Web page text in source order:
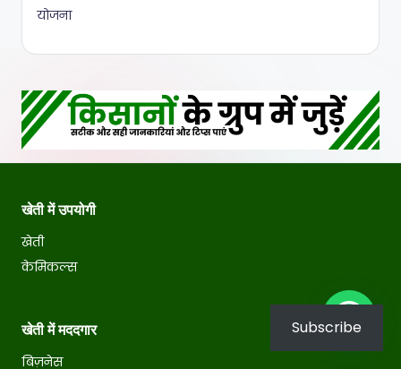
योजना
खेती में उपयोगी
खेती
केमिकल्स
खेती में मददगार
बिज़नेस
Subscribe